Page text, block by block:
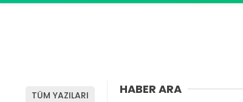
TÜM YAZILARI HABER ARA